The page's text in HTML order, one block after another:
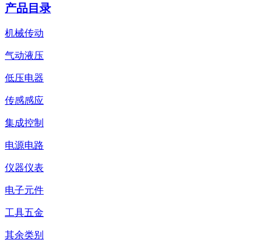
产品目录
机械传动
气动液压
低压电器
传感感应
集成控制
电源电路
仪器仪表
电子元件
工具五金
其余类别